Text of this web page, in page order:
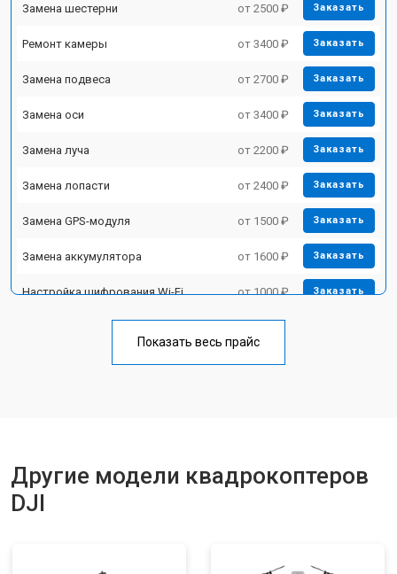
Замена шестерни от 2500 ₽ Заказать
Ремонт камеры от 3400 ₽ Заказать
Замена подвеса от 2700 ₽ Заказать
Замена оси от 3400 ₽ Заказать
Замена луча от 2200 ₽ Заказать
Замена лопасти от 2400 ₽ Заказать
Замена GPS-модуля от 1500 ₽ Заказать
Замена аккумулятора от 1600 ₽ Заказать
Настройка шифрования Wi-Fi от 1000 ₽ Заказать
Замена материнской платы от 2800 ₽
Показать весь прайс
Другие модели квадрокоптеров
DJI